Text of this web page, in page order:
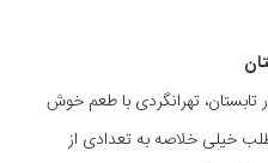
تابستان، تهرانگردی با طعم خوش
خیلی خلاصه به تعدادی از